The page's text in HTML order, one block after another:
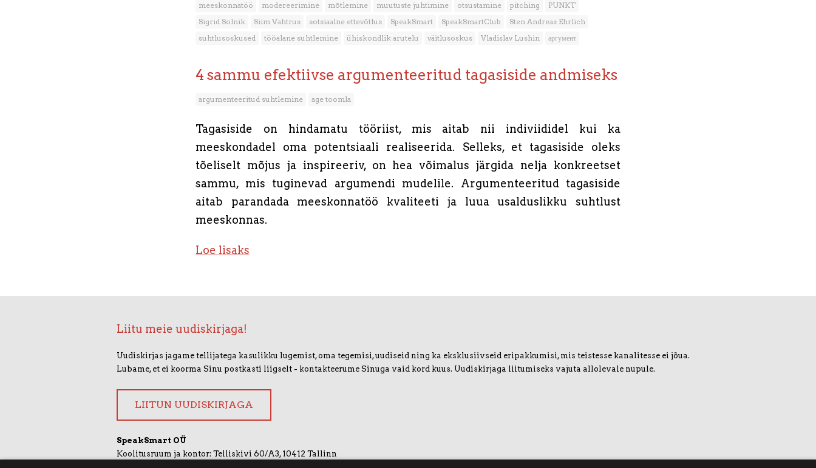
meeskonnatöö
modereerimine mõtlemine muutuste juhtimine otsustamine pitching
PUNKT
Sigrid Solnik
Siim Vahtrus sotsiaalne ettevõtlus SpeakSmart SpeakSmartClub
Sten Andreas Ehrlich
suhtlusoskused
tööalane suhtlemine ühiskondlik arutelu väitlusoskus Vladislav Lushin аргумент
4 sammu efektiivse argumenteeritud tagasiside andmiseks
argumenteeritud suhtlemine age toomla
Tagasiside on hindamatu tööriist, mis aitab nii indiviididel kui ka
meeskondadel oma potentsiaali realiseerida. Selleks, et tagasiside oleks
tõeliselt mõjus ja inspireeriv, on hea võimalus järgida nelja konkreetset
sammu, mis tuginevad argumendi mudelile. Argumenteeritud tagasiside
aitab parandada meeskonnatöö kvaliteeti ja luua usalduslikku suhtlust
meeskonnas.
Loe lisaks
Liitu meie uudiskirjaga!
Uudiskirjas jagame tellijatega kasulikku lugemist, oma tegemisi, uudiseid ning ka eksklusiivseid eripakkumisi, mis teistesse kanalitesse ei jõua.
Lubame, et ei koorma Sinu postkasti liigselt - kontakteerume Sinuga vaid kord kuus. Uudiskirjaga liitumiseks vajuta allolevale nupule.
LIITUN UUDISKIRJAGA
SpeakSmart OÜ
Koolitusruum ja kontor: Telliskivi 60/A3, 10412 Tallinn